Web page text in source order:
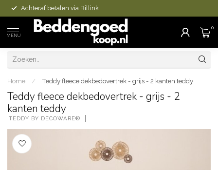
Achteraf betalen via Billink
MENU
0
Home / Teddy fleece dekbedovertrek - grijs - 2 kanten teddy
Teddy fleece dekbedovertrek - grijs - 2
kanten teddy
.TEDDY BY DECOWARE®